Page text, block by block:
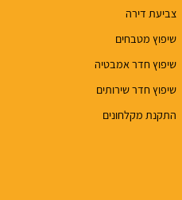
צביעת דירה
שיפוץ מטבחים
שיפוץ חדר אמבטיה
שיפוץ חדר שירותים
התקנת מקלחונים